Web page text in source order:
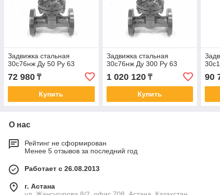
Задвижка стальная
30с76нж Ду 50 Ру 63
72 980 ₸
Купить
Задвижка стальная
30с76нж Ду 300 Ру 63
1 020 120₸
Купить
90
О нас
Рейтинг не сформирован
Менее 5 отзывов за последний год
Работает с 26.08.2013
г. Астана